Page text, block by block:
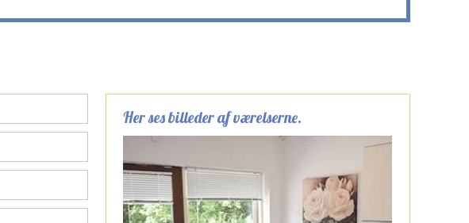
Her ses billeder af værelserne.​